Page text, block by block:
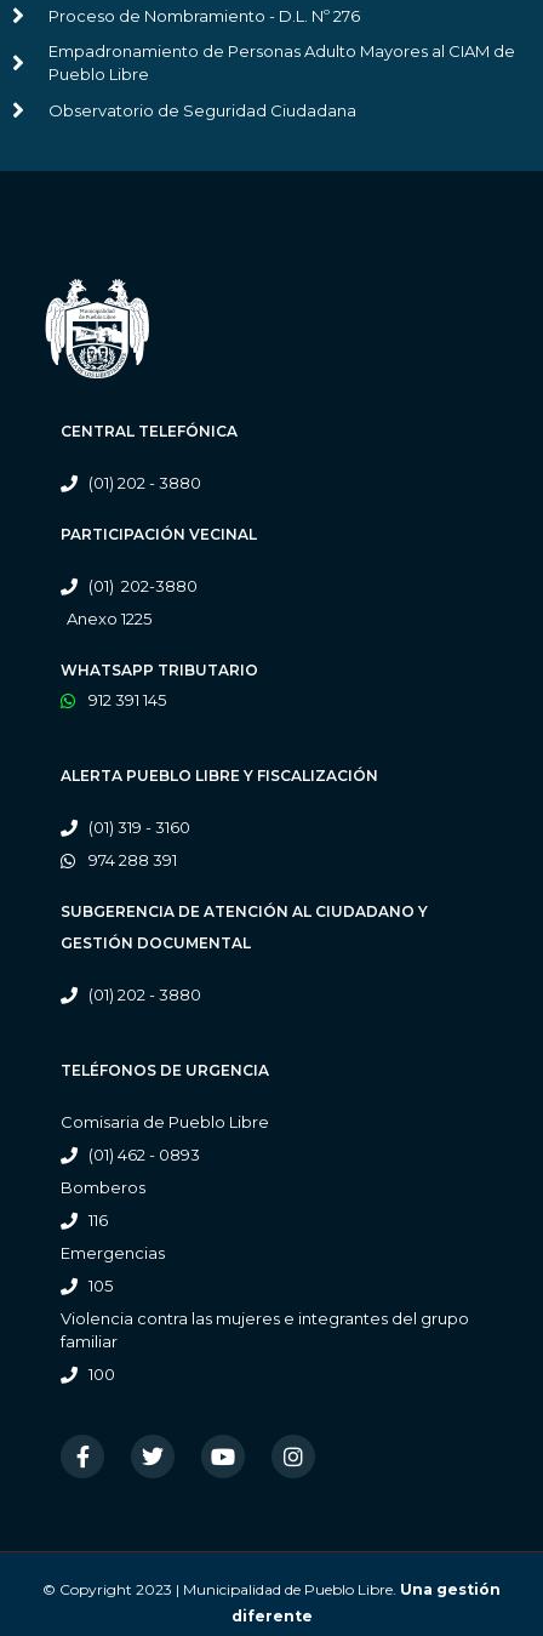
Proceso de Nombramiento - D.L. Nº 276
Empadronamiento de Personas Adulto Mayores al CIAM de
Pueblo Libre
Observatorio de Seguridad Ciudadana
CENTRAL TELEFÓNICA
(01) 202 - 3880
PARTICIPACIÓN VECINAL
(01) 202-3880
Anexo 1225
WHATSAPP TRIBUTARIO
912 391 145
ALERTA PUEBLO LIBRE Y FISCALIZACIÓN
(01) 319 - 3160
974 288 391
SUBGERENCIA DE ATENCIÓN AL CIUDADANO Y
GESTIÓN DOCUMENTAL
(01) 202 - 3880
TELÉFONOS DE URGENCIA
Comisaria de Pueblo Libre
(01) 462 - 0893
Bomberos
116
Emergencias
105
Violencia contra las mujeres e integrantes del grupo
familiar
100
© Copyright 2023 | Municipalidad de Pueblo Libre. Una gestión
diferente